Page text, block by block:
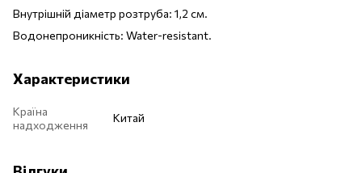
Внутрішній діаметр розтруба: 1,2 см.
Водонепроникність: Water-resistant.
Характеристики
Країна
надходження
Китай